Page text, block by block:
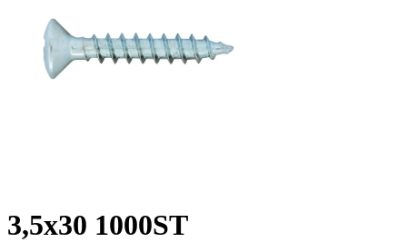
3,5x30 1000ST